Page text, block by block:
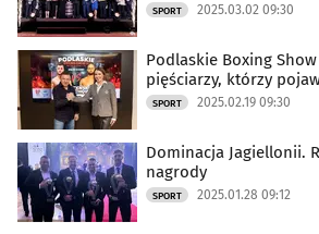
SPORT 2025.03.02 09:30
Podlaskie Boxing
pięściarzy, którzy
SPORT 2025.02.19 09:30
Dominacja Jagiellonii.
nagrody
SPORT 2025.01.28 09:12